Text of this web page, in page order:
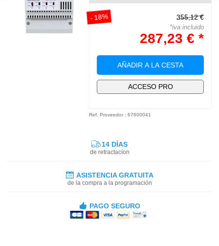
- 18% 355,12 €
*iva incluido
287,23 € *
AÑADIR A LA CESTA
ACCESO PRO
Ref. Proveedor : 67600041
14 DÍAS
de retractacíon
ASISTENCIA GRATUITA
de la compra a la programación
PAGO SEGURO